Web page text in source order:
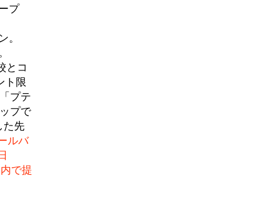
プ
。
とコ
ト限
プテ
プで
た先
ルバ
で提